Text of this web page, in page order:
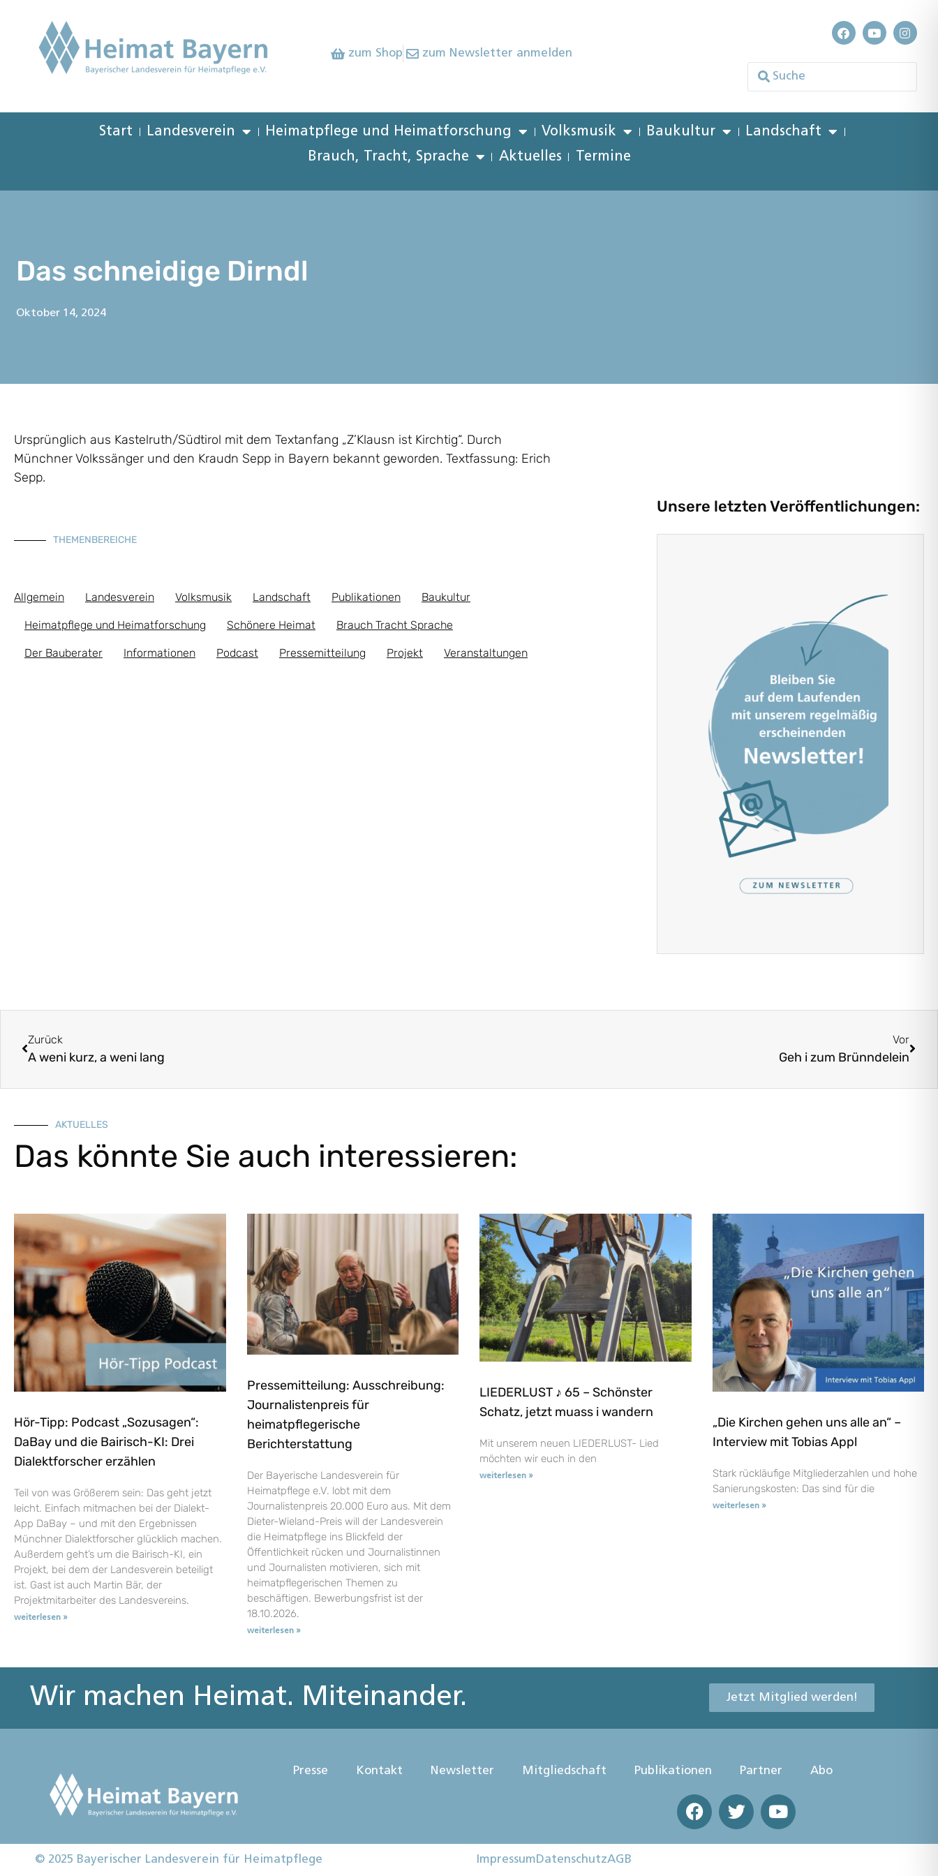
zum Shop zum Newsletter anmelden
Start Landesverein Heimatpflege und Heimatforschung Volksmusik Baukultur
Landschaft
Brauch, Tracht, Sprache
Aktuelles Termine
Das schneidige Dirndl
Oktober 14, 2024
Ursprünglich aus Kastelruth/Südtirol mit dem Textanfang „Z’Klausn ist Kirchtig“. Durch
Münchner Volkssänger und den Kraudn Sepp in Bayern bekannt geworden. Textfassung: Erich
Sepp.
THEMENBEREICHE
Allgemein Landesverein Volksmusik Landschaft Publikationen Baukultur
Heimatpflege und Heimatforschung Schönere Heimat Brauch Tracht Sprache
Der Bauberater Informationen Podcast Pressemitteilung Projekt Veranstaltungen
Unsere letzten Veröffentlichungen:
Zurück
A weni kurz, a weni lang
Vor
Geh i zum Brünndelein
AKTUELLES
Das könnte Sie auch interessieren:
Hör-Tipp: Podcast „Sozusagen“:
DaBay und die Bairisch-KI: Drei
Dialektforscher erzählen
Teil von was Größerem sein: Das geht jetzt
leicht. Einfach mitmachen bei der Dialekt-
App DaBay – und mit den Ergebnissen
Münchner Dialektforscher glücklich machen.
Außerdem geht’s um die Bairisch-KI, ein
Projekt, bei dem der Landesverein beteiligt
ist. Gast ist auch Martin Bär, der
Projektmitarbeiter des Landesvereins.
weiterlesen »
Pressemitteilung: Ausschreibung:
Journalistenpreis für
heimatpflegerische
Berichterstattung
Der Bayerische Landesverein für
Heimatpflege e.V. lobt mit dem
Journalistenpreis 20.000 Euro aus. Mit dem
Dieter-Wieland-Preis will der Landesverein
die Heimatpflege ins Blickfeld der
Öffentlichkeit rücken und Journalistinnen
und Journalisten motivieren, sich mit
heimatpflegerischen Themen zu
beschäftigen. Bewerbungsfrist ist der
18.10.2026.
weiterlesen »
LIEDERLUST ♪ 65 – Schönster
Schatz, jetzt muass i wandern
Mit unserem neuen LIEDERLUST- Lied
möchten wir euch in den
weiterlesen »
„Die Kirchen gehen uns alle an“ –
Interview mit Tobias Appl
Stark rückläufige Mitgliederzahlen und hohe
Sanierungskosten: Das sind für die
weiterlesen »
Wir machen Heimat. Miteinander. Jetzt Mitglied werden!
Presse Kontakt Newsletter Mitgliedschaft Publikationen Partner Abo
© 2025 Bayerischer Landesverein für Heimatpflege ImpressumDatenschutzAGB